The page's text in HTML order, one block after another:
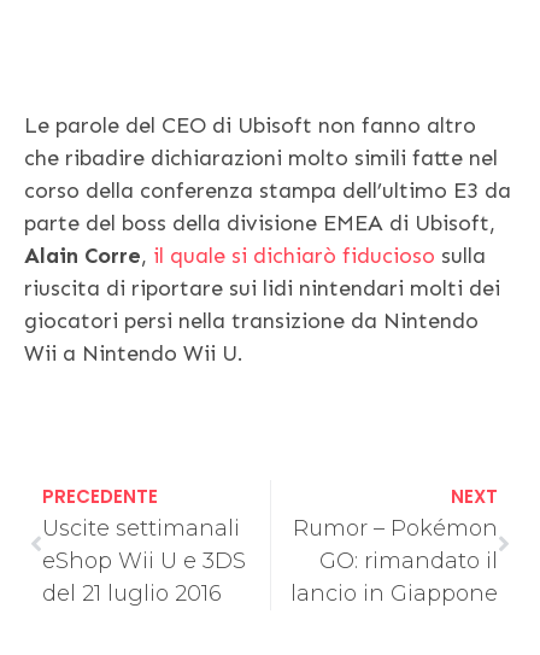
Le parole del CEO di Ubisoft non fanno altro
che ribadire dichiarazioni molto simili fatte nel
corso della conferenza stampa dell’ultimo E3 da
parte del boss della divisione EMEA di Ubisoft,
Alain Corre, il quale si dichiarò fiducioso sulla
riuscita di riportare sui lidi nintendari molti dei
giocatori persi nella transizione da Nintendo
Wii a Nintendo Wii U.
PRECEDENTE
Uscite settimanali
eShop Wii U e 3DS
del 21 luglio 2016
NEXT
Rumor – Pokémon
GO: rimandato il
lancio in Giappone